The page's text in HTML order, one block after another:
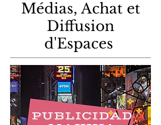
Médias, Achat et
Diffusion
d'Espaces